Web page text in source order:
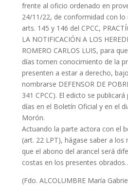
frente al oficio ordenado en
24/11/22, de conformidad con lo
arts. 145 y 146 del CPCC,
LA NOTIFICACIÓN A LOS
ROMERO CARLOS LUIS, para
días tomen conocimiento de la
presenten a estar a derecho,
nombrarse DEFENSOR DE
341 CPCC). El edicto se
días en el Boletín Oficial y en el
Morón.
Actuando la parte actora con el
(art. 22 LPT), hágase saber a los
que el abono del arancel será
costas en los presentes
(Fdo. ALCOLUMBRE María